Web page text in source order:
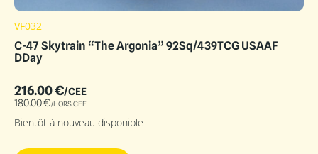
VF032
C-47 Skytrain “The Argonia” 92Sq/439TCG USAAF
DDay
216.00€/CEE
180.00€/HORS CEE
Bientôt à nouveau disponible